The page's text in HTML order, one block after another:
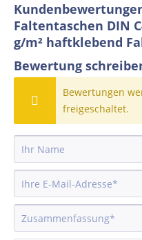
Faltentaschen DIN
g/m² haftklebend
Bewertung
Bewertungen
freigeschaltet.